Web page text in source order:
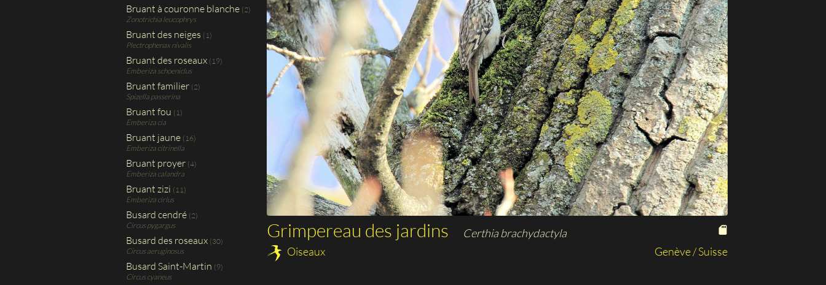
Bruant à couronne blanche (2)
Zonotrichia leucophrys
Bruant des neiges (1)
Plectrophenax nivalis
Bruant des roseaux (19)
Emberiza schoeniclus
Bruant familier (2)
Spizella passerina
Bruant fou (1)
Emberiza cia
Bruant jaune (16)
Emberiza citrinella
Bruant proyer (4)
Emberiza calandra
Bruant zizi (11)
Emberiza cirlus
Busard cendré (2)
Circus pygargus
Busard des roseaux (30)
Circus aeruginosus
Busard Saint-Martin (9)
Circus cyaneus
Grimpereau des jardins
Certhia brachydactyla
Oiseaux
Genève / Suisse